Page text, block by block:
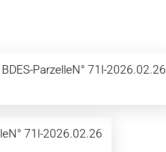
BDES-ParzelleN° 71l-2026.02.26
71l-2026.02.26